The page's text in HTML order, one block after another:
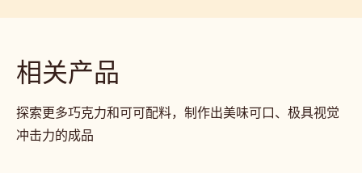
相关产品
探索更多巧克力和可可配料，制作出美味可口、极具视觉
冲击力的成品